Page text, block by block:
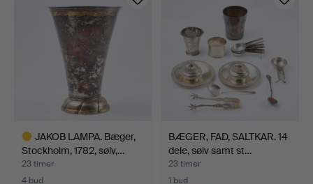
JAKOB LAMPA. Bæger,
Stockholm, 1782, sølv,…
23 timer
4 bud
BÆGER, FAD, SALTKAR. 14
dele, sølv samt st…
23 timer
1 bud